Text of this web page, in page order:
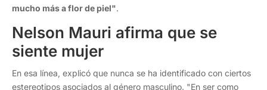
mucho más a flor de piel".
Nelson Mauri afirma que se
siente mujer
En esa línea, explicó que nunca se ha identificado con ciertos
estereotipos asociados al género masculino. "En ser como